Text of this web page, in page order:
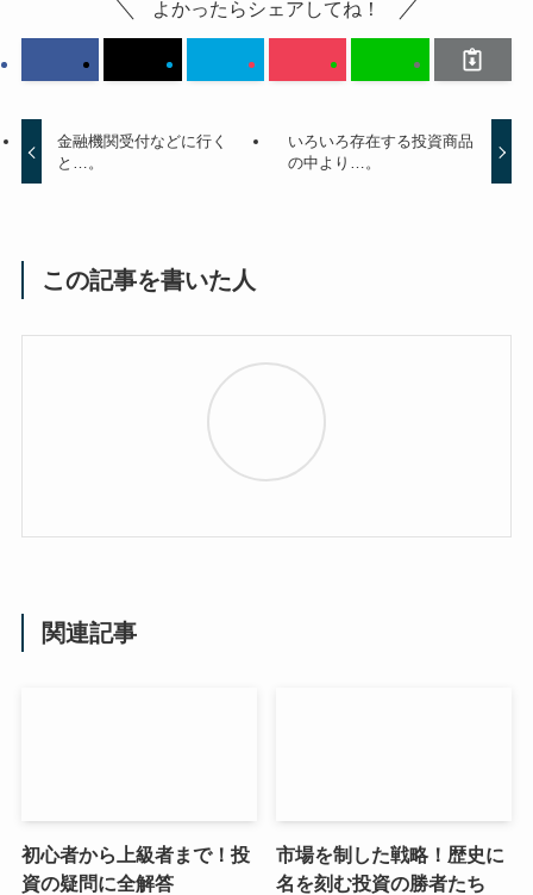
よかったらシェアしてね！
金融機関受付などに行く
と…。
いろいろ存在する投資商品
の中より…。
この記事を書いた人
関連記事
初心者から上級者まで！投
資の疑問に全解答
市場を制した戦略！歴史に
名を刻む投資の勝者たち